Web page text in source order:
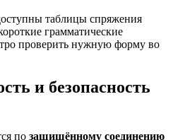
таблицы спряжения
грамматические
проверить нужную форму во
и безопасность
по защищённому соединению